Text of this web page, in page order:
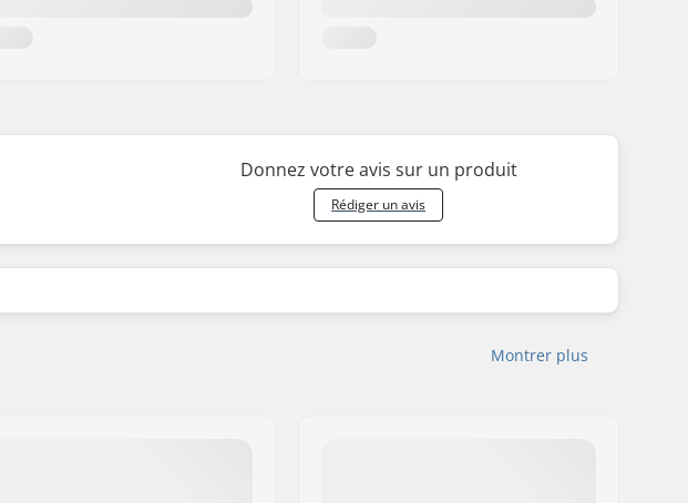
Donnez votre avis sur un produit
Rédiger un avis
Montrer plus